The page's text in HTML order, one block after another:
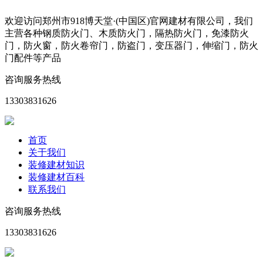
欢迎访问郑州市918博天堂·(中国区)官网建材有限公司，我们
主营各种钢质防火门、木质防火门，隔热防火门，免漆防火
门，防火窗，防火卷帘门，防盗门，变压器门，伸缩门，防火
门配件等产品
咨询服务热线
13303831626
首页
关于我们
装修建材知识
装修建材百科
联系我们
咨询服务热线
13303831626